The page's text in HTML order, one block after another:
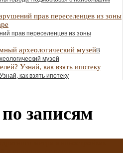
прав переселенцев из зоны
В
музей
как взять ипотеку
записям